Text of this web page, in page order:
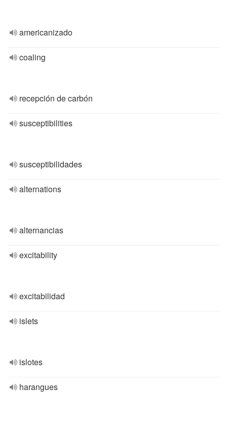
americanizado
coaling
recepción de carbón
susceptibilities
susceptibilidades
alternations
alternancias
excitability
excitabilidad
islets
islotes
harangues